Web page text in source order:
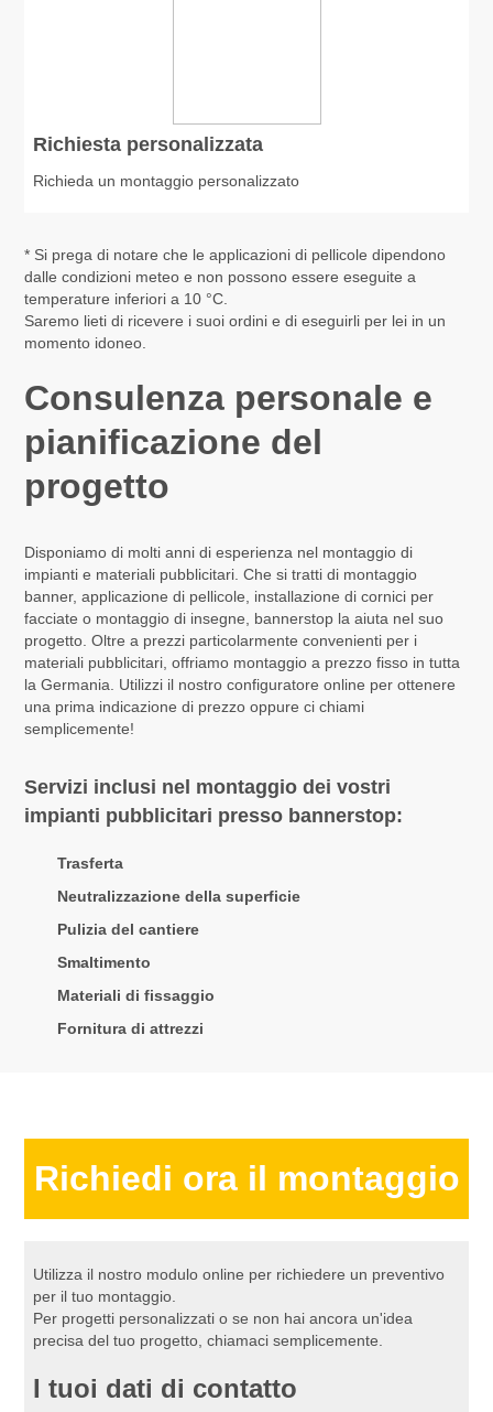
Richiesta personalizzata
Richieda un montaggio personalizzato
* Si prega di notare che le applicazioni di pellicole dipendono
dalle condizioni meteo e non possono essere eseguite a
temperature inferiori a 10 °C.
Saremo lieti di ricevere i suoi ordini e di eseguirli per lei in un
momento idoneo.
Consulenza personale e
pianificazione del
progetto
Disponiamo di molti anni di esperienza nel montaggio di
impianti e materiali pubblicitari. Che si tratti di montaggio
banner, applicazione di pellicole, installazione di cornici per
facciate o montaggio di insegne, bannerstop la aiuta nel suo
progetto. Oltre a prezzi particolarmente convenienti per i
materiali pubblicitari, offriamo montaggio a prezzo fisso in tutta
la Germania. Utilizzi il nostro configuratore online per ottenere
una prima indicazione di prezzo oppure ci chiami
semplicemente!
Servizi inclusi nel montaggio dei vostri
impianti pubblicitari presso bannerstop:
Trasferta
Neutralizzazione della superficie
Pulizia del cantiere
Smaltimento
Materiali di fissaggio
Fornitura di attrezzi
Richiedi ora il montaggio
Utilizza il nostro modulo online per richiedere un preventivo
per il tuo montaggio.
Per progetti personalizzati o se non hai ancora un'idea
precisa del tuo progetto, chiamaci semplicemente.
I tuoi dati di contatto